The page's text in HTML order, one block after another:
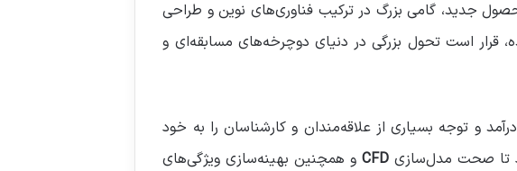
جدید، گامی بزرگ در ترکیب فناوری‌های نوین و طراحی
قرار است تحول بزرگی در دنیای دوچرخه‌های مسابقه‌ای و
و توجه بسیاری از علاقه‌مندان و کارشناسان را به خود
تا صحت مدل‌سازی CFDو همچنین بهینه‌سازی ویژگی‌های